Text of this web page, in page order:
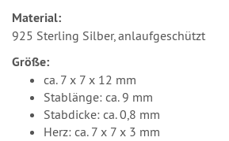
Material:
925 Sterling Silber, anlaufgeschützt
Größe:
ca. 7 x 7 x 12 mm
Stablänge: ca. 9 mm
Stabdicke: ca. 0,8 mm
Herz: ca. 7 x 7 x 3 mm